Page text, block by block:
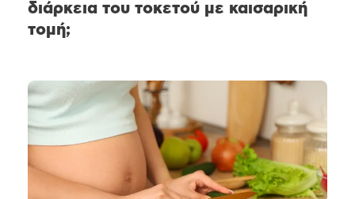
διάρκεια του τοκετού με καισαρική
τομή;